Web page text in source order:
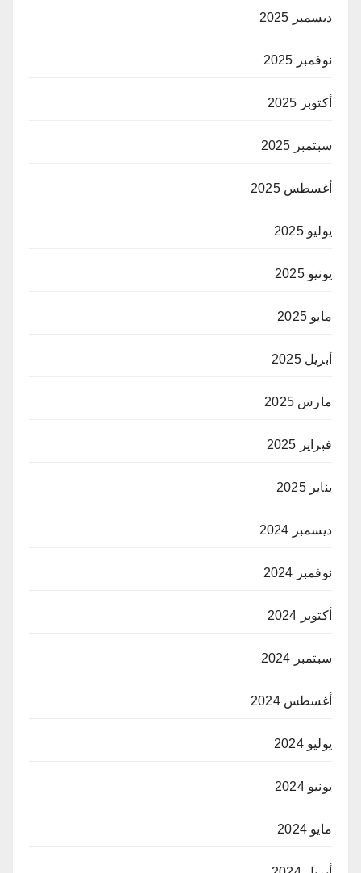
ديسمبر 2025
نوفمبر 2025
أكتوبر 2025
سبتمبر 2025
أغسطس 2025
يوليو 2025
يونيو 2025
مايو 2025
أبريل 2025
مارس 2025
فبراير 2025
يناير 2025
ديسمبر 2024
نوفمبر 2024
أكتوبر 2024
سبتمبر 2024
أغسطس 2024
يوليو 2024
يونيو 2024
مايو 2024